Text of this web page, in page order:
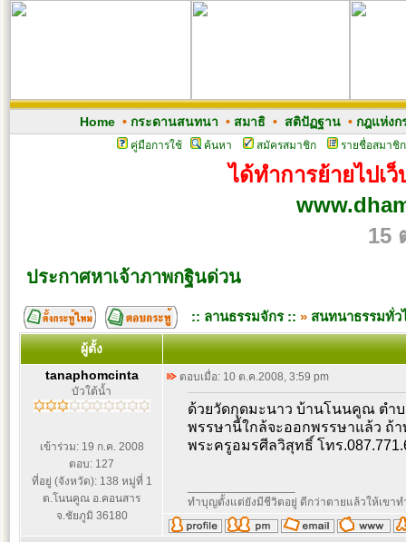
Home• กระดานสนทนา • สมาธิ• สติปัฏฐาน• กฎแห่งก
คู่มือการใช้ ค้นหา สมัครสมาชิก รายชื่อสมาชิก
ได้ทำการย้ายไปเ
15
ประกาศหาเจ้าภาพกฐินด่วน
:: ลานธรรมจักร :: » สนทนาธรรมทั่ว
ผู้ตั้ง
tanaphomcinta
บัวใต้น้ำ
เข้าร่วม: 19 ก.ค. 2008
ตอบ: 127
ที่อยู่ (จังหวัด): 138 หมู่ที่ 1
ต.โนนคูณ อ.คอนสาร
จ.ชัยภูมิ 36180
ตอบเมื่อ: 10 ต.ค.2008, 3:59 pm
ด้วยวัดกุดมะนาว บ้านโนนคูณ ตำ
พรรษานี้ใกล้จะออกพรรษาแล้ว ถ้
พระครูอมรศีลวิสุทธิ์ โทร
ทำบุญตั้งแต่ยังมีชีวิตอยู่ ดีกว่าตายแล้วให้เขา